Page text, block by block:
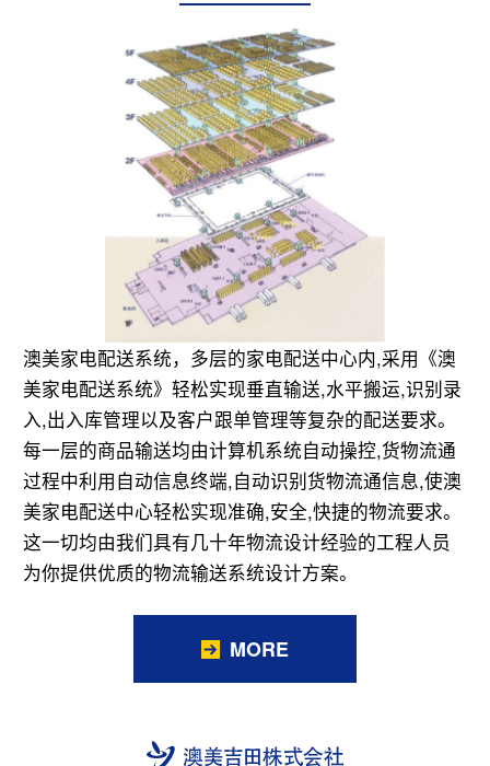
澳美家电配送系统，多层的家电配送中心内,采用《澳
美家电配送系统》轻松实现垂直输送,水平搬运,识别录
入,出入库管理以及客户跟单管理等复杂的配送要求。
每一层的商品输送均由计算机系统自动操控,货物流通
过程中利用自动信息终端,自动识别货物流通信息,使澳
美家电配送中心轻松实现准确,安全,快捷的物流要求。
这一切均由我们具有几十年物流设计经验的工程人员
为你提供优质的物流输送系统设计方案。
MORE